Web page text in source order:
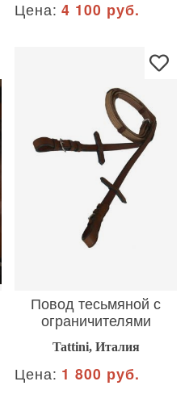
Цена: 4 100 руб.
Повод тесьмяной с
ограничителями
Tattini, Италия
Цена: 1 800 руб.